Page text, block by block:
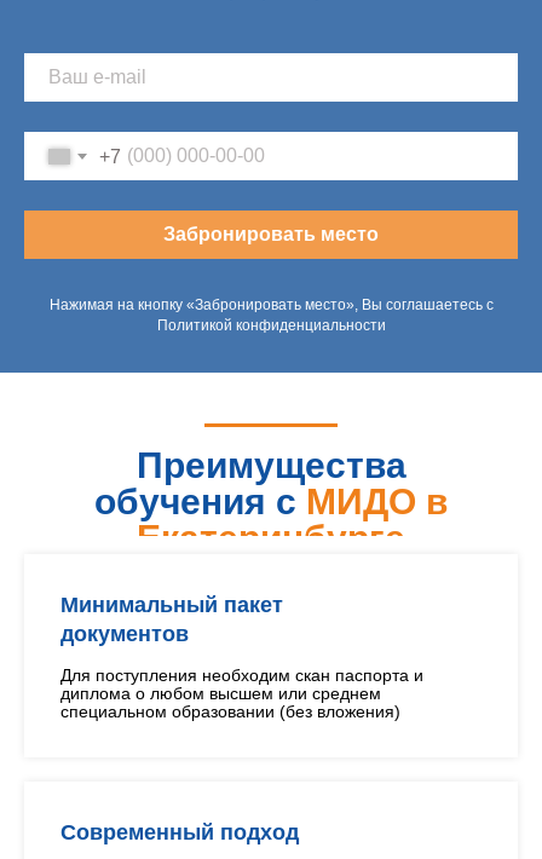
+7
Забронировать место
Нажимая на кнопку «Забронировать место», Вы соглашаетесь с
Политикой конфиденциальности
Преимущества
обучения с МИДО в
Екатеринбурге
Минимальный пакет
документов
Для поступления необходим скан паспорта и
диплома о любом высшем или среднем
специальном образовании (без вложения)
Современный подход